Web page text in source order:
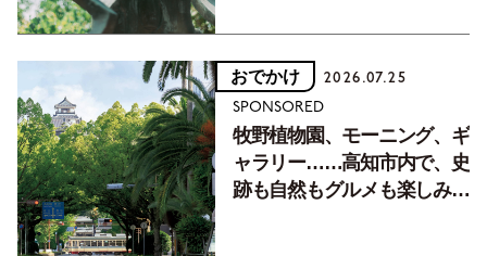
おでかけ 2026.07.25
SPONSORED
牧野植物園、モーニング、ギ
ャラリー……高知市内で、史
跡も自然もグルメも楽しみ尽